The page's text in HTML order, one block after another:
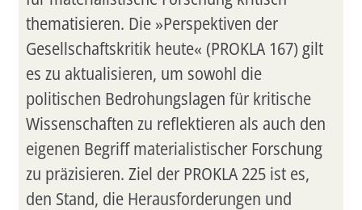
thematisieren. Die »Perspektiven der
Gesellschaftskritik heute« (PROKLA 167) gilt
es zu aktualisieren, um sowohl die
politischen Bedrohungslagen für kritische
Wissenschaften zu reflektieren als auch den
eigenen Begriff materialistischer Forschung
zu präzisieren. Ziel der PROKLA 225 ist es,
den Stand, die Herausforderungen und